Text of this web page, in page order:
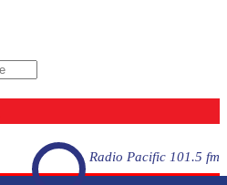
Radio Pacific 101.5 fm